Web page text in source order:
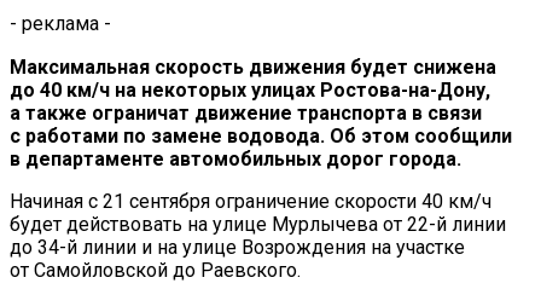
- реклама -
Максимальная скорость движения будет снижена
до 40 км/ч на некоторых улицах Ростова-на-Дону,
а также ограничат движение транспорта в связи
с работами по замене водовода. Об этом сообщили
в департаменте автомобильных дорог города.
Начиная с 21 сентября ограничение скорости 40 км/ч
будет действовать на улице Мурлычева от 22-й линии
до 34-й линии и на улице Возрождения на участке
от Самойловской до Раевского.